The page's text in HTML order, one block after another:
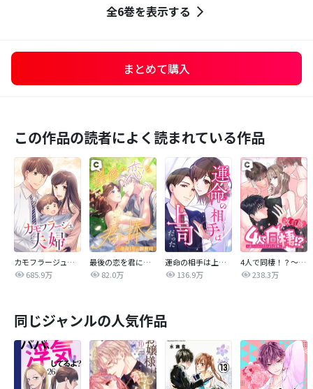
全6巻を表示する
まとめて購入
この作品の読者によく読まれている作品
カモフラージュ夫婦
685.9万
最後の恋を君に捧ぐ～余命1年の御曹司～
82.0万
運命の相手は上司だった
136.9万
4人で同棲！？～逆ハーレムハウスへようこそ♥～【改訂版】
238.3万
同じジャンルの人気作品